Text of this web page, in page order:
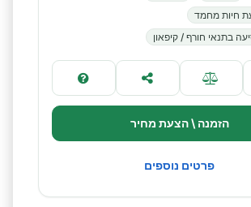
חיות מחמד
בתנאי חורף / קיפאון
הזמנה \ הצעת מחיר
פרטים נוספים